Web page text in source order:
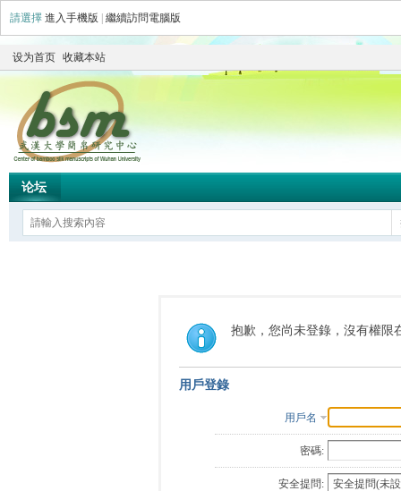
請選擇 進入手機版 繼續訪問電腦版
设为首页 收藏本站
论坛
抱歉，您尚未登錄，沒有權限
用戶登錄
用戶名
密碼:
安全提問: